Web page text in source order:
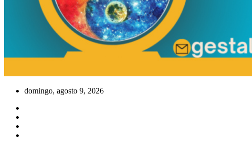
domingo, agosto 9, 2026